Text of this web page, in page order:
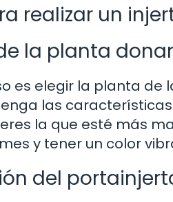
realizar un
la planta
es elegir la planta de
las
la que esté más
y tener un color
del